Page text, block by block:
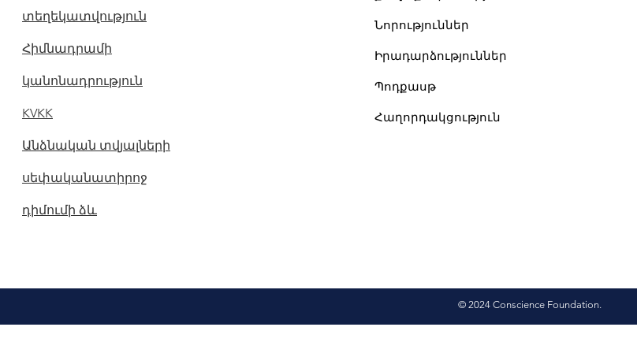
տեղեկատվություն
Հիմնադրամի
կանոնադրություն
KVKK
Անձնական տվյալների
սեփականատիրոջ
դիմումի ձև
Նորություններ
Իրադարձություններ
Պոդքասթ
Հաղորդակցություն
© 2024 Conscience Foundation.